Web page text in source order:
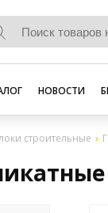
НОВОСТИ
строительные